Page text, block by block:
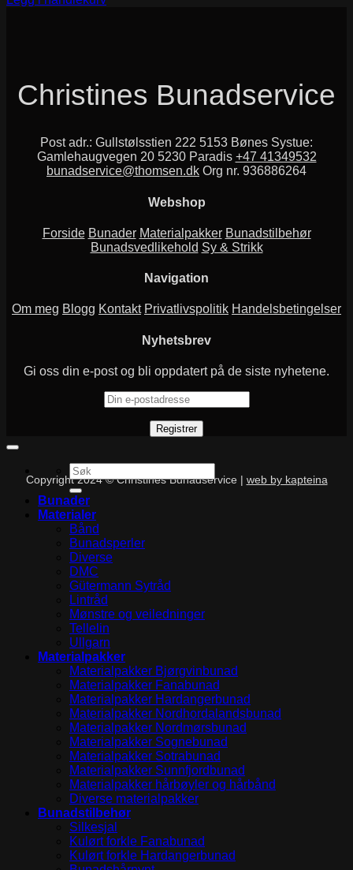
Christines Bunadservice
Post adr.: Gullstølsstien 222 5153 Bønes Systue:
Gamlehaugvegen 20 5230 Paradis +47 41349532
bunadservice@thomsen.dk Org nr. 936886264
Webshop
Forside Bunader Materialpakker Bunadstilbehør
Bunadsvedlikehold Sy & Strikk
Navigation
Om meg Blogg Kontakt Privatlivspolitik Handelsbetingelser
Nyhetsbrev
Gi oss din e-post og bli oppdatert på de siste nyhetene.
Copyright 2024 © Christines Bunadservice | web by kapteina
Søk
etter:
Bunader
Materialer
Bånd
Bunadsperler
Diverse
DMC
Gütermann Sytråd
Lintråd
Mønstre og veiledninger
Tellelin
Ullgarn
Materialpakker
Materialpakker Bjørgvinbunad
Materialpakker Fanabunad
Materialpakker Hardangerbunad
Materialpakker Nordhordalandsbunad
Materialpakker Nordmørsbunad
Materialpakker Sognebunad
Materialpakker Sotrabunad
Materialpakker Sunnfjordbunad
Materialpakker hårbøyler og hårbånd
Diverse materialpakker
Bunadstilbehør
Silkesjal
Kulørt forkle Fanabunad
Kulørt forkle Hardangerbunad